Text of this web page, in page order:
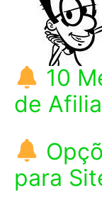
10
de
para